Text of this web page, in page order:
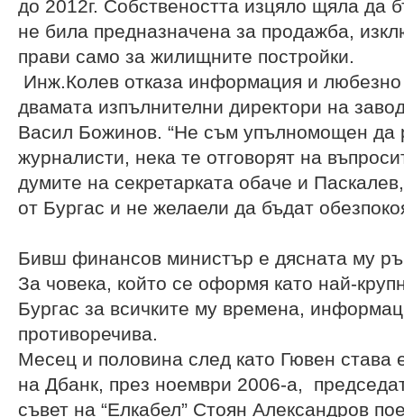
до 2012г. Собствеността изцяло щяла да
не била предназначена за продажба,
прави само за жилищните постройки.
Инж.Колев отказа информация и любезно
двамата изпълнителни директори на
Васил Божинов. “Не съм упълномощен да
журналисти, нека те отговорят на
думите на секретарката обаче и
от Бургас и не желаели да бъдат
Бивш финансов министър е дясната му
За човека, който се оформя като най-
Бургас за всичките му времена,
противоречива.
Месец и половина след като Гювен става
на Дбанк, през ноември 2006-а,
съвет на “Елкабел” Стоян Александров